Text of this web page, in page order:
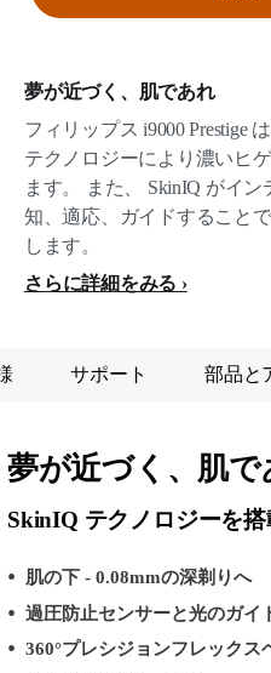
夢が近づく、肌であれ
フィリップス i9000 Prestige
テクノロジーにより濃いヒ
ます。 また、 SkinIQ がイ
知、適応、ガイドすること
します。
さらに詳細をみる
サポート 部品と
夢が近づく、肌で
SkinIQ テクノロジーを搭
肌の下 - 0.08mmの深剃りへ
過圧防止センサーと光のガイ
360°プレシジョンフレックス